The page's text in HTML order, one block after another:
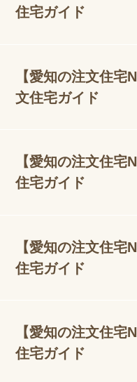
住宅ガイド
【愛知の注文住宅
文住宅ガイド
【愛知の注文住宅
住宅ガイド
【愛知の注文住宅
住宅ガイド
【愛知の注文住宅
住宅ガイド